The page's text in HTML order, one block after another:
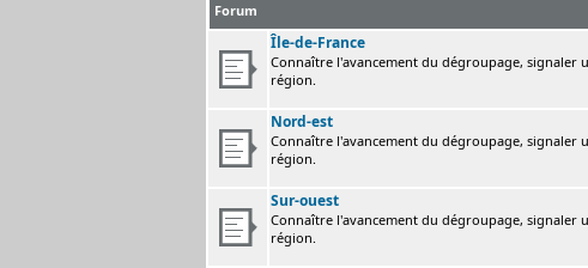
Forum
Île-de-France
Connaître l'avancement du dégroupage, signaler
région.
Nord-est
Connaître l'avancement du dégroupage, signaler
région.
Sur-ouest
Connaître l'avancement du dégroupage, signaler
région.